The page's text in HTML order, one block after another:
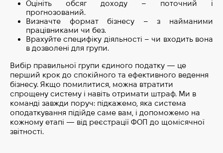
Оцініть обсяг доходу – поточний і
прогнозований.
Визначте формат бізнесу – з найманими
працівниками чи без.
Врахуйте специфіку діяльності – чи входить вона
в дозволені для групи.
Вибір правильної групи єдиного податку — це
перший крок до спокійного та ефективного ведення
бізнесу. Якщо помилитися, можна втратити
спрощену систему і навіть отримати штраф. Ми в
команді завжди поруч: підкажемо, яка система
оподаткування підійде саме вам, і допоможемо на
кожному етапі — від реєстрації ФОП до щомісячної
звітності.